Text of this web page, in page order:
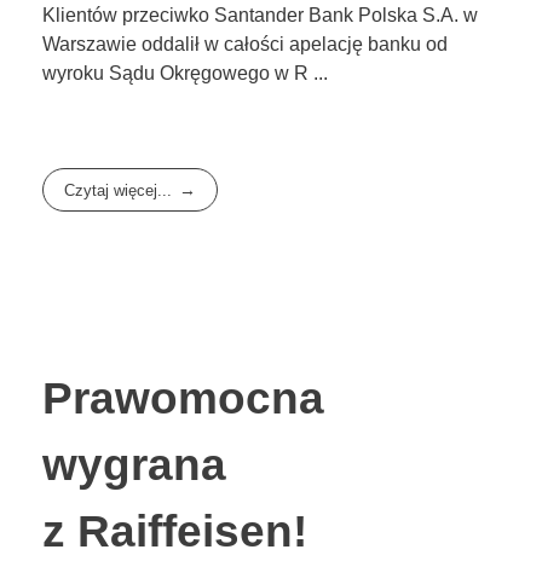
Klientów przeciwko Santander Bank Polska S.A. w
Warszawie oddalił w całości apelację banku od
wyroku Sądu Okręgowego w R ...
Czytaj więcej...
Prawomocna
wygrana
z Raiffeisen!